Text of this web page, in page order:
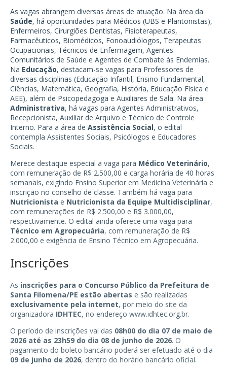
As vagas abrangem diversas áreas de atuação. Na área da
Saúde, há oportunidades para Médicos (UBS e Plantonistas),
Enfermeiros, Cirurgiões Dentistas, Fisioterapeutas,
Farmacêuticos, Biomédicos, Fonoaudiólogos, Terapeutas
Ocupacionais, Técnicos de Enfermagem, Agentes
Comunitários de Saúde e Agentes de Combate às Endemias.
Na Educação, destacam-se vagas para Professores de
diversas disciplinas (Educação Infantil, Ensino Fundamental,
Ciências, Matemática, Geografia, História, Educação Física e
AEE), além de Psicopedagoga e Auxiliares de Sala. Na área
Administrativa, há vagas para Agentes Administrativos,
Recepcionista, Auxiliar de Arquivo e Técnico de Controle
Interno. Para a área de Assistência Social, o edital
contempla Assistentes Sociais, Psicólogos e Educadores
Sociais.
Merece destaque especial a vaga para Médico Veterinário,
com remuneração de R$ 2.500,00 e carga horária de 40 horas
semanais, exigindo Ensino Superior em Medicina Veterinária e
inscrição no conselho de classe. Também há vaga para
Nutricionista e Nutricionista da Equipe Multidisciplinar,
com remunerações de R$ 2.500,00 e R$ 3.000,00,
respectivamente. O edital ainda oferece uma vaga para
Técnico em Agropecuária, com remuneração de R$
2.000,00 e exigência de Ensino Técnico em Agropecuária.
Inscrições
As inscrições para o Concurso Público da Prefeitura de
Santa Filomena/PE estão abertas e são realizadas
exclusivamente pela internet, por meio do site da
organizadora IDHTEC, no endereço www.idhtec.org.br.
O período de inscrições vai das 08h00 do dia 07 de maio de
2026 até as 23h59 do dia 08 de junho de 2026. O
pagamento do boleto bancário poderá ser efetuado até o dia
09 de junho de 2026, dentro do horário bancário oficial.